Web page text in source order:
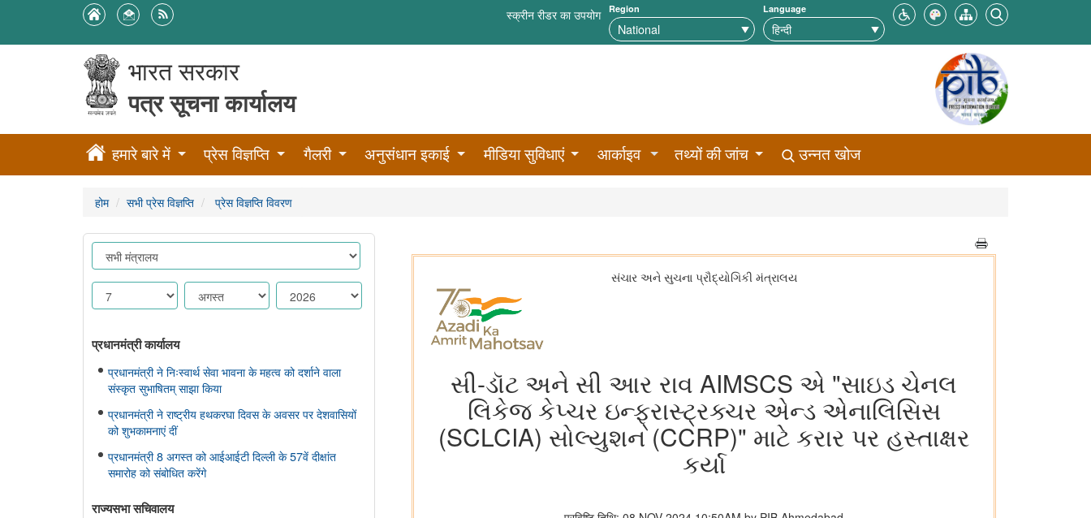
स्क्रीन रीडर का उपयोग Region Language
भारत सरकार
पत्र सूचना कार्यालय
हमारे बारे में प्रेस विज्ञप्ति गैलरी अनुसंधान इकाई मीडिया सुविधाएं आर्काइव तथ्यों की जांच उन्नत खोज
होम सभी प्रेस विज्ञप्ति प्रेस विज्ञप्ति विवरण
प्रधानमंत्री कार्यालय
प्रधानमंत्री ने निःस्वार्थ सेवा भावना के महत्व को दर्शाने वाला
संस्कृत सुभाषितम् साझा किया
प्रधानमंत्री ने राष्ट्रीय हथकरघा दिवस के अवसर पर देशवासियों
को शुभकामनाएं दीं
प्रधानमंत्री 8 अगस्त को आईआईटी दिल्ली के 57वें दीक्षांत
समारोह को संबोधित करेंगे
राज्यसभा सचिवालय